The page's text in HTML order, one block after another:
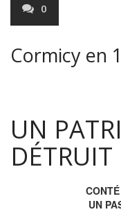
0
Cormicy en
UN
DÉTRUIT
UN